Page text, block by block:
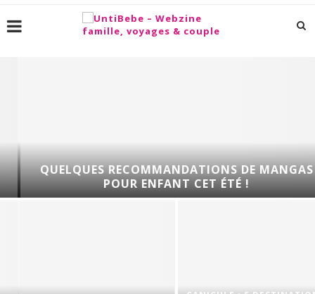
QUELQUES RECOMMANDATIONS DE MANGAS
POUR ENFANT CET ÉTÉ !